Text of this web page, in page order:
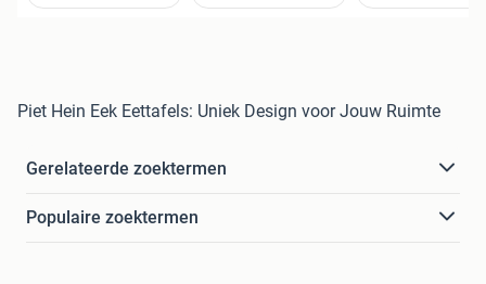
Piet Hein Eek Eettafels: Uniek Design voor Jouw Ruimte
Gerelateerde zoektermen
Populaire zoektermen